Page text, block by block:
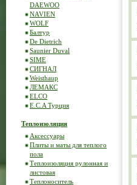
DAEWOO
NAVIEN
WOLF
Балтур
De Dietrich
Saunier Duval
SIME
СИГНАЛ
Weisthaup
ЛЕМАКС
ELCO
E.C.A Турция
Теплоизоляция
Аксессуары
Плиты и маты для теплого
пола
Теплоизоляция рулонная и
листовая
Теплоноситель